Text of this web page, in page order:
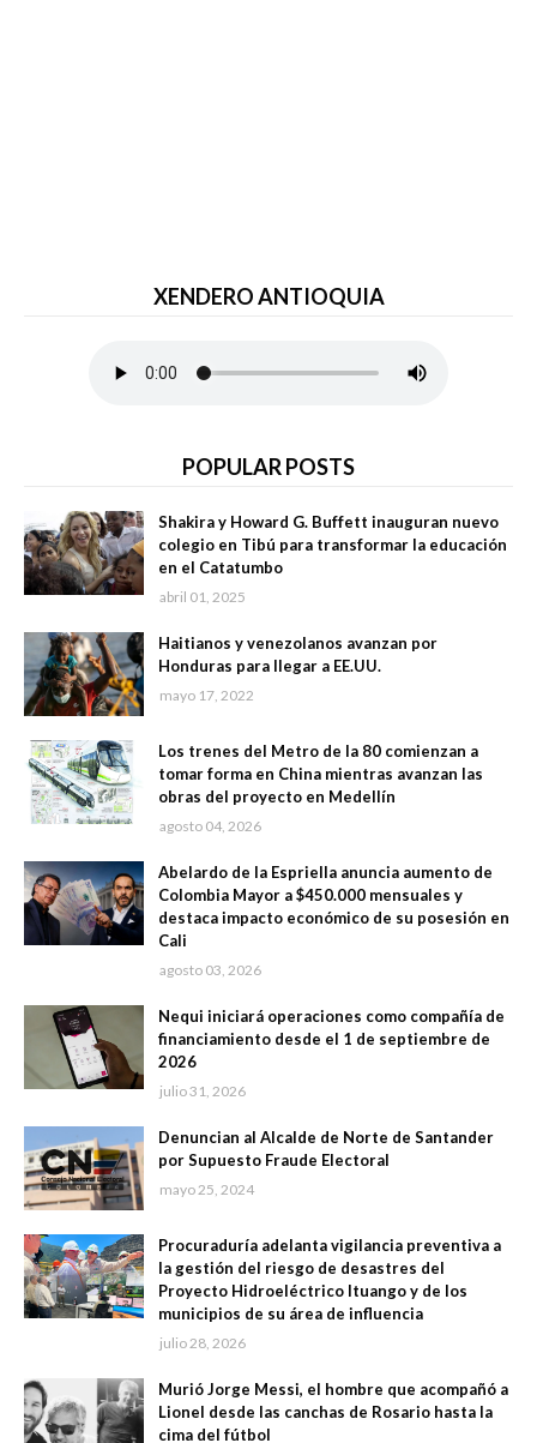
XENDERO ANTIOQUIA
POPULAR POSTS
Shakira y Howard G. Buffett inauguran nuevo
colegio en Tibú para transformar la educación
en el Catatumbo
abril 01, 2025
Haitianos y venezolanos avanzan por
Honduras para llegar a EE.UU.
mayo 17, 2022
Los trenes del Metro de la 80 comienzan a
tomar forma en China mientras avanzan las
obras del proyecto en Medellín
agosto 04, 2026
Abelardo de la Espriella anuncia aumento de
Colombia Mayor a $450.000 mensuales y
destaca impacto económico de su posesión en
Cali
agosto 03, 2026
Nequi iniciará operaciones como compañía de
financiamiento desde el 1 de septiembre de
2026
julio 31, 2026
Denuncian al Alcalde de Norte de Santander
por Supuesto Fraude Electoral
mayo 25, 2024
Procuraduría adelanta vigilancia preventiva a
la gestión del riesgo de desastres del
Proyecto Hidroeléctrico Ituango y de los
municipios de su área de influencia
julio 28, 2026
Murió Jorge Messi, el hombre que acompañó a
Lionel desde las canchas de Rosario hasta la
cima del fútbol